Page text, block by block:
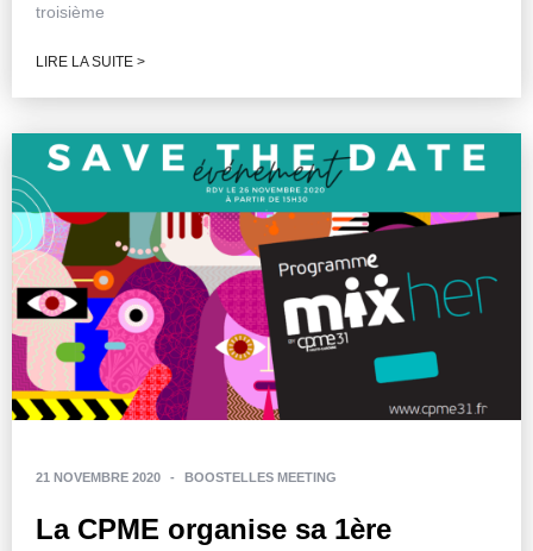
troisième
LIRE LA SUITE >
21 NOVEMBRE 2020 - BOOSTELLES MEETING
La CPME organise sa 1ère